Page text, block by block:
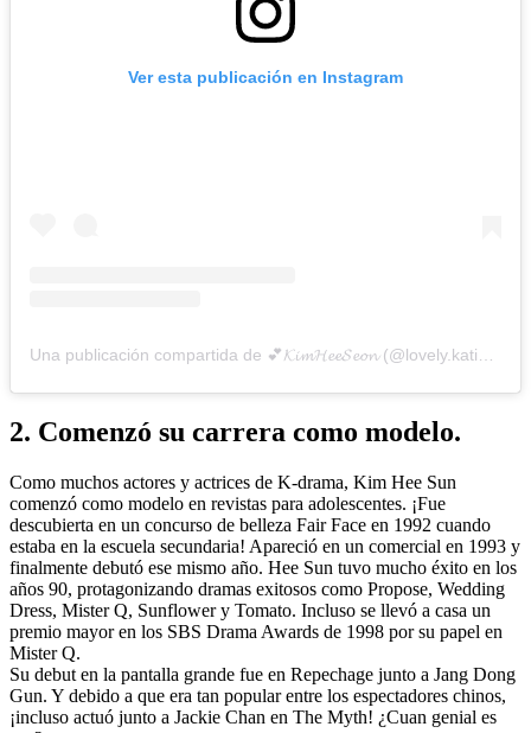
Ver esta publicación en Instagram
2. Comenzó su carrera como modelo.
Como muchos actores y actrices de K-drama, Kim Hee Sun
comenzó como modelo en revistas para adolescentes. ¡Fue
descubierta en un concurso de belleza Fair Face en 1992 cuando
estaba en la escuela secundaria! Apareció en un comercial en 1993 y
finalmente debutó ese mismo año. Hee Sun tuvo mucho éxito en los
años 90, protagonizando dramas exitosos como Propose, Wedding
Dress, Mister Q, Sunflower y Tomato. Incluso se llevó a casa un
premio mayor en los SBS Drama Awards de 1998 por su papel en
Mister Q.
Su debut en la pantalla grande fue en Repechage junto a Jang Dong
Gun. Y debido a que era tan popular entre los espectadores chinos,
¡incluso actuó junto a Jackie Chan en The Myth! ¿Cuan genial es